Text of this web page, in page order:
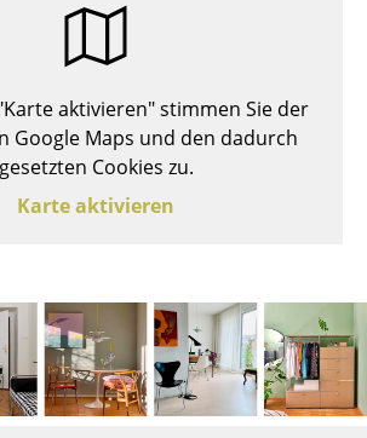
aktivieren" stimmen Sie der
Google Maps und den dadurch
gesetzten Cookies zu.
Karte aktivieren